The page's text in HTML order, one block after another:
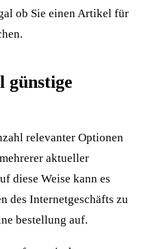
ob Sie einen Artikel für
relevanter Optionen
aktueller
diese Weise kann es
des Internetgeschäfts zu
bestellung auf.